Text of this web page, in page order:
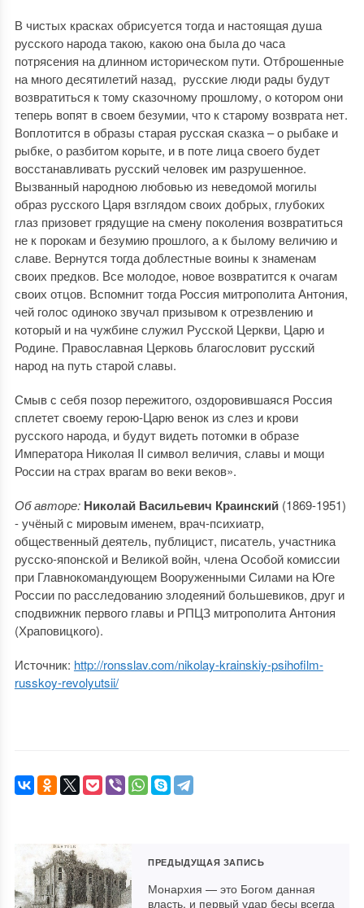
В чистых красках обрисуется тогда и настоящая душа
русского народа такою, какою она была до часа
потрясения на длинном историческом пути. Отброшенные
на много десятилетий назад, русские люди рады будут
возвратиться к тому сказочному прошлому, о котором они
теперь вопят в своем безумии, что к старому возврата нет.
Воплотится в образы старая русская сказка – о рыбаке и
рыбке, о разбитом корыте, и в поте лица своего будет
восстанавливать русский человек им разрушенное.
Вызванный народною любовью из неведомой могилы
образ русского Царя взглядом своих добрых, глубоких
глаз призовет грядущие на смену поколения возвратиться
не к порокам и безумию прошлого, а к былому величию и
славе. Вернутся тогда доблестные воины к знаменам
своих предков. Все молодое, новое возвратится к очагам
своих отцов. Вспомнит тогда Россия митрополита Антония,
чей голос одиноко звучал призывом к отрезвлению и
который и на чужбине служил Русской Церкви, Царю и
Родине. Православная Церковь благословит русский
народ на путь старой славы.
Смыв с себя позор пережитого, оздоровившаяся Россия
сплетет своему герою-Царю венок из слез и крови
русского народа, и будут видеть потомки в образе
Императора Николая II символ величия, славы и мощи
России на страх врагам во веки веков».
Об авторе: Николай Васильевич Краинский(1869-1951)
- учёный с мировым именем, врач-психиатр,
общественный деятель, публицист, писатель, участника
русско-японской и Великой войн, члена Особой комиссии
при Главнокоманду­ющем Вооруженными Силами на Юге
России по расследованию злодеяний большевиков, друг и
сподвижник первого главы и РПЦЗ митрополита Антония
(Храповицкого).
Источник: http://ronsslav.com/nikolay-krainskiy-psihofilm-
russkoy-revolyutsii/
ПРЕДЫДУЩАЯ ЗАПИСЬ
Монархия — это Богом данная
власть, и первый удар бесы всегда